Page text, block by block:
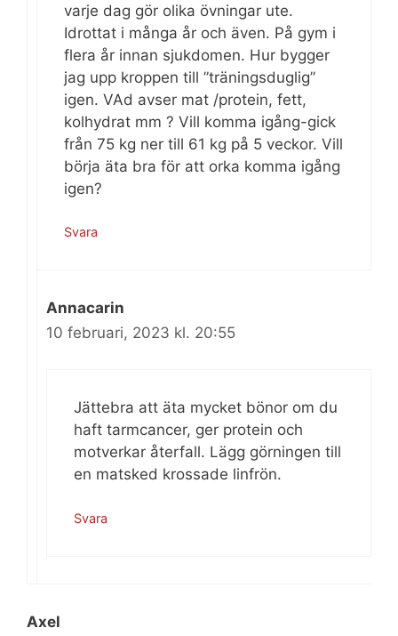
varje dag gör olika övningar ute.
Idrottat i många år och även. På gym i
flera år innan sjukdomen. Hur bygger
jag upp kroppen till ”träningsduglig”
igen. VAd avser mat /protein, fett,
kolhydrat mm ? Vill komma igång-gick
från 75 kg ner till 61 kg på 5 veckor. Vill
börja äta bra för att orka komma igång
igen?
Svara
Annacarin
10 februari, 2023 kl. 20:55
Jättebra att äta mycket bönor om du
haft tarmcancer, ger protein och
motverkar återfall. Lägg görningen till
en matsked krossade linfrön.
Svara
Axel